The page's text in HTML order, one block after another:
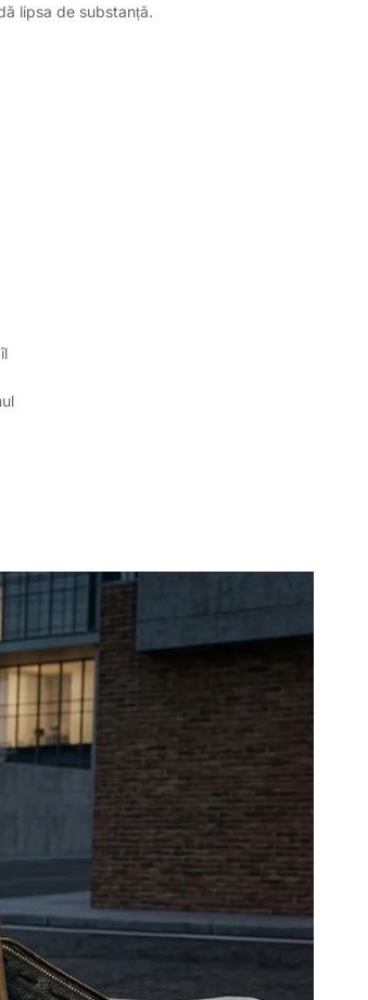
lipsa de substanță.